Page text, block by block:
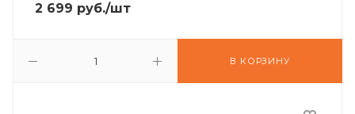
2 699 руб./шт
В КОРЗИНУ